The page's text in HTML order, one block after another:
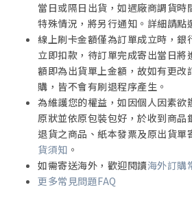
當日或隔日出貨，如遇廠商調貨時
特殊情況，將另行通知。詳細請點
線上刷卡金額僅為訂單成立時，銀
立即扣款，待訂單完成寄出當日將
額即為出貨單上金額，故如有更改
購，皆不會有刷退程序產生。
為維護您的權益，如因個人因素欲
原狀並依原包裝包好，於收到商品
退貨之商品、紙本發票及原出貨單
貨須知 。
如需寄送海外，歡迎閱讀海外訂購
更多常見問題FAQ